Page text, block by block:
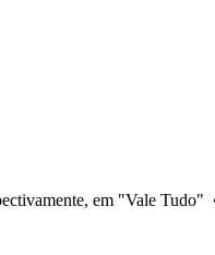
em "Vale Tudo"